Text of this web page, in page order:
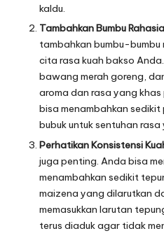
kaldu.
Tambahkan Bumbu
tambahkan bumbu-bumbu
cita rasa kuah bakso
bawang merah goreng,
aroma dan rasa yang
bisa menambahkan
bubuk untuk sentuhan rasa
Perhatikan Konsistensi
juga penting. Anda bisa
menambahkan sedikit
maizena yang dilarutkan
memasukkan larutan
terus diaduk agar tidak